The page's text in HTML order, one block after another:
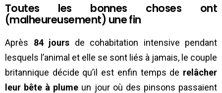
Toutes les bonnes choses ont
(malheureusement) une fin
Après 84 jours de cohabitation intensive pendant
lesquels l’animal et elle se sont liés à jamais, le couple
britannique décide qu’il est enfin temps de relâcher
leur bête à plume un jour où des pinsons passaient